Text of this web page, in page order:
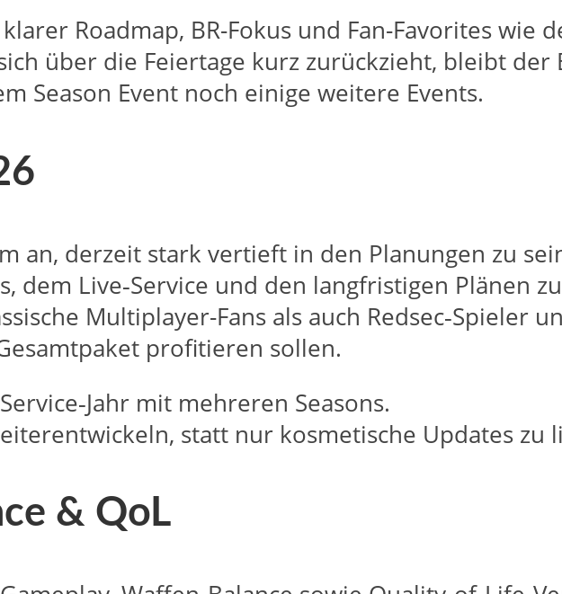
Roadmap, BR-Fokus und Fan-Favorites wie
über die Feiertage kurz zurückzieht, bleibt der
Season Event noch einige weitere Events.
an, derzeit stark vertieft in den Planungen zu
dem Live‑Service und den langfristigen Plänen
Multiplayer-Fans als auch Redsec‑Spieler
profitieren sollen.​
mit mehreren Seasons.​
statt nur kosmetische Updates zu
& QoL